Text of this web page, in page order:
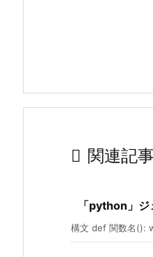
 関連記事
「python」
構文 def 関数名():